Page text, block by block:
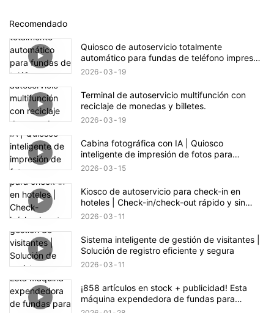
Recomendado
Quiosco de autoservicio totalmente
automático para fundas de teléfono impresas
a medida
2026 03 19
Terminal de autoservicio multifunción con
reciclaje de monedas y billetes.
2026 03 19
Cabina fotográfica con IA | Quiosco
inteligente de impresión de fotos para
eventos y comercios
2026 03 15
Kiosco de autoservicio para check-in en
hoteles | Check-in/check-out rápido y sin
contacto
2026 03 11
Sistema inteligente de gestión de visitantes |
Solución de registro eficiente y segura
2026 03 11
¡858 artículos en stock + publicidad! Esta
máquina expendedora de fundas para
teléfono esconde una gran oportunidad de